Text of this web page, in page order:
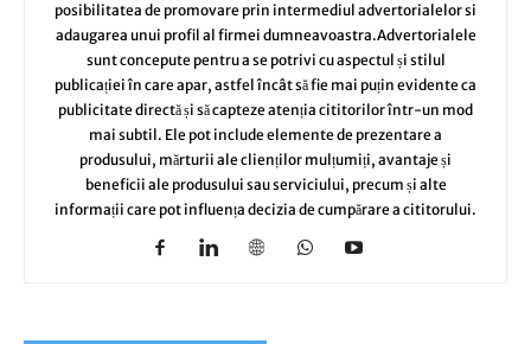
posibilitatea de promovare prin intermediul advertorialelor si
adaugarea unui profil al firmei dumneavoastra.Advertorialele
sunt concepute pentru a se potrivi cu aspectul și stilul
publicației în care apar, astfel încât să fie mai puțin evidente ca
publicitate directă și să capteze atenția cititorilor într-un mod
mai subtil. Ele pot include elemente de prezentare a
produsului, mărturii ale clienților mulțumiți, avantaje și
beneficii ale produsului sau serviciului, precum și alte
informații care pot influența decizia de cumpărare a cititorului.